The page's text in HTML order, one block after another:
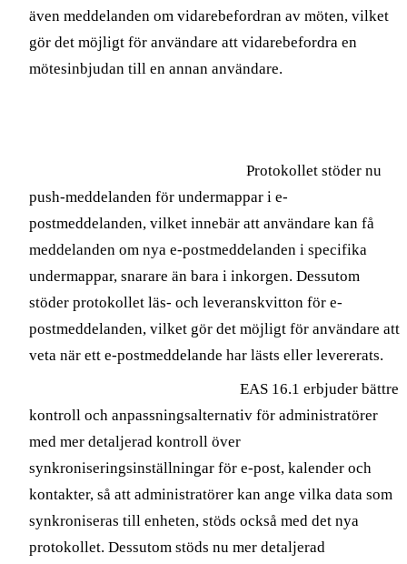
även meddelanden om vidarebefordran av möten, vilket
gör det möjligt för användare att vidarebefordra en
mötesinbjudan till en annan användare.
Protokollet stöder nu
push-meddelanden för undermappar i e-
postmeddelanden, vilket innebär att användare kan få
meddelanden om nya e-postmeddelanden i specifika
undermappar, snarare än bara i inkorgen. Dessutom
stöder protokollet läs- och leveranskvitton för e-
postmeddelanden, vilket gör det möjligt för användare att
veta när ett e-postmeddelande har lästs eller levererats.
EAS 16.1 erbjuder bättre
kontroll och anpassningsalternativ för administratörer
med mer detaljerad kontroll över
synkroniseringsinställningar för e-post, kalender och
kontakter, så att administratörer kan ange vilka data som
synkroniseras till enheten, stöds också med det nya
protokollet. Dessutom stöds nu mer detaljerad